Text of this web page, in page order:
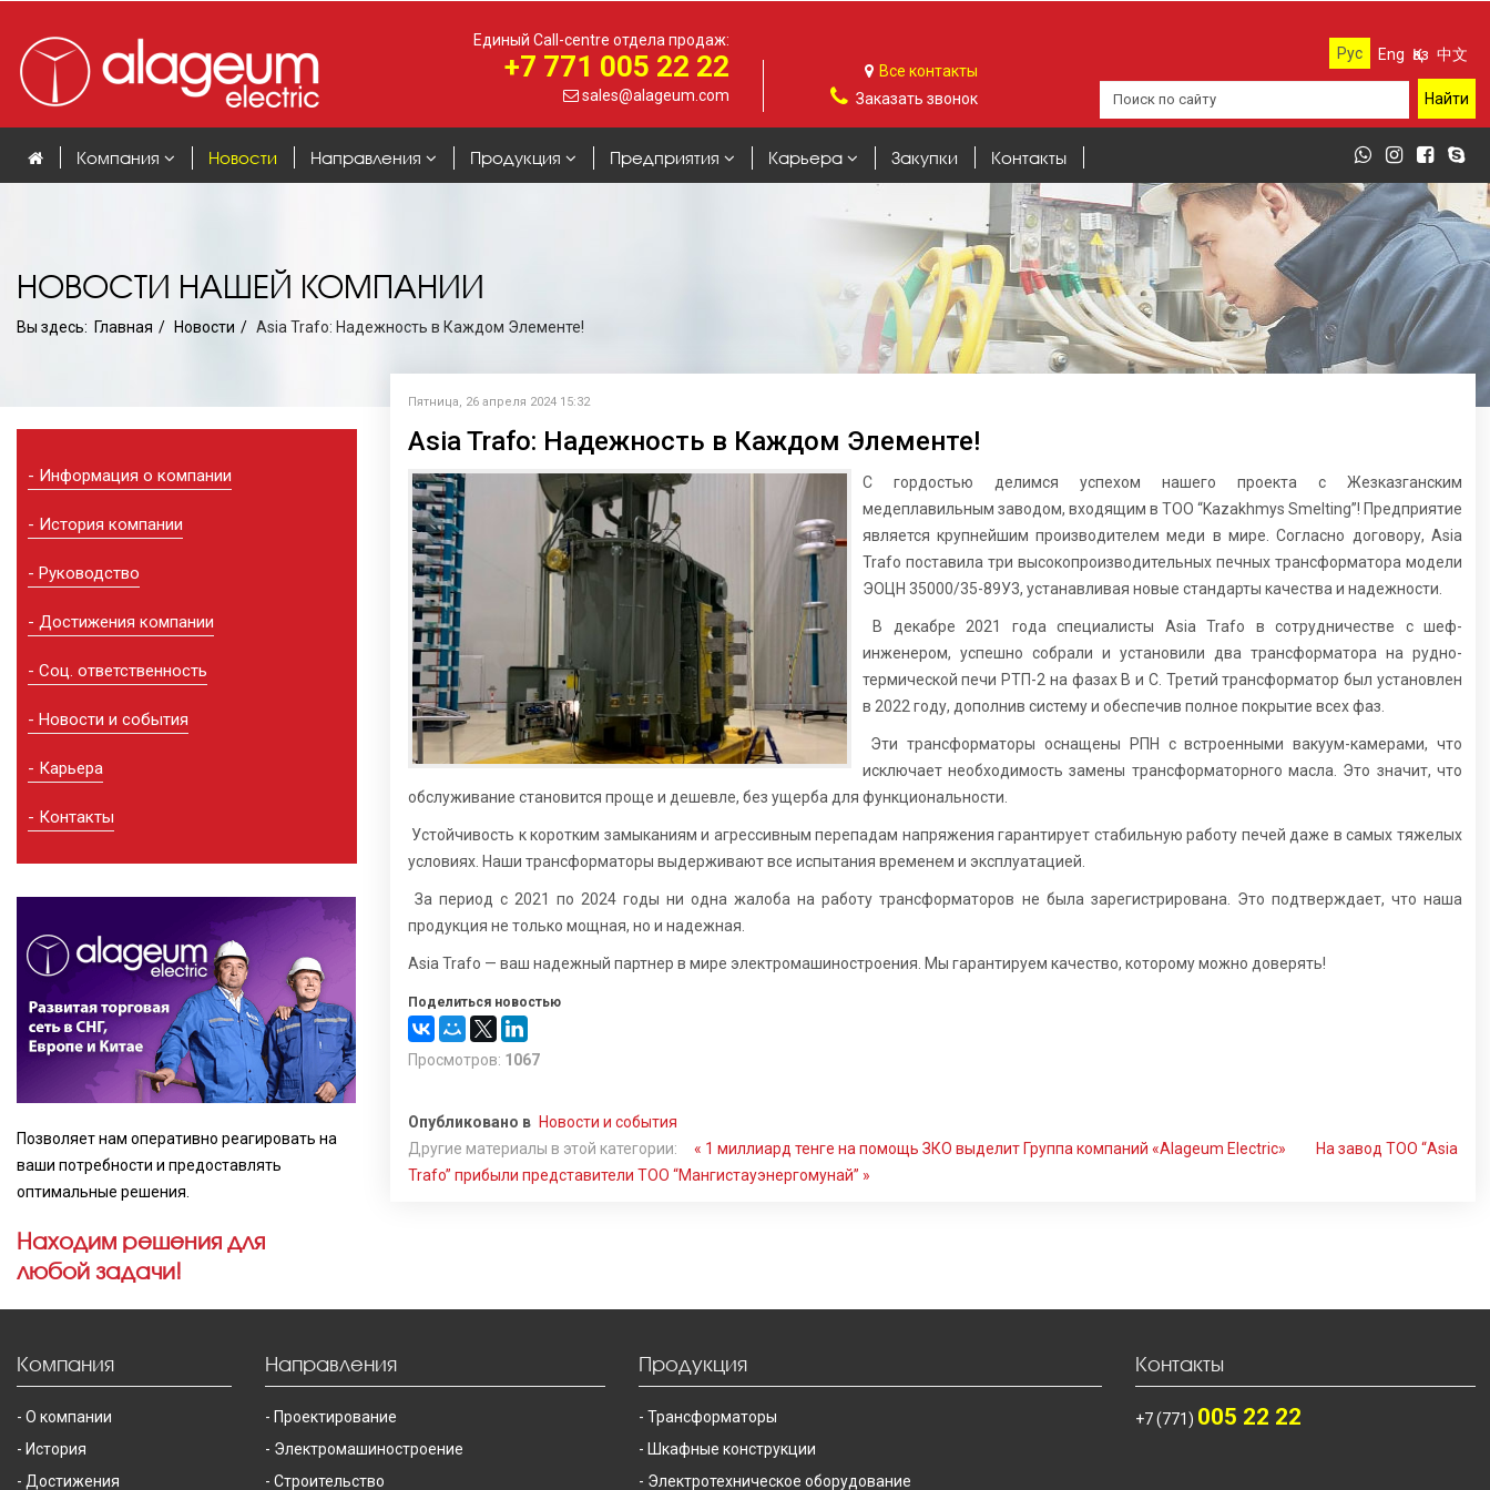
Единый Call-centre отдела продаж:
+7 771 005 22 22
sales@alageum.com
Все контакты
Заказать звонок
Рус Eng Қаз 中文
Компания Новости Направления Продукция Предприятия Карьера Закупки Контакты
НОВОСТИ НАШЕЙ КОМПАНИИ
Вы здесь: Главная Новости Asia Trafo: Надежность в Каждом Элементе!
Информация о компании
История компании
Руководство
Достижения компании
Соц. ответственность
Новости и события
Карьера
Контакты
Позволяет нам оперативно реагировать на
ваши потребности и предоставлять
оптимальные решения.
Находим решения для
любой задачи!
Пятница, 26 апреля 2024 15:32
Asia Trafo: Надежность в Каждом Элементе!
С гордостью делимся успехом нашего проекта с Жезказганским
медеплавильным заводом, входящим в ТОО “Kazakhmys Smelting”! Предприятие
является крупнейшим производителем меди в мире. Согласно договору, Asia
Trafo поставила три высокопроизводительных печных трансформатора модели
ЭОЦН 35000/35-89У3, устанавливая новые стандарты качества и надежности.
В декабре 2021 года специалисты Asia Trafo в сотрудничестве с шеф-
инженером, успешно собрали и установили два трансформатора на рудно-
термической печи РТП-2 на фазах B и С. Третий трансформатор был установлен
в 2022 году, дополнив систему и обеспечив полное покрытие всех фаз.
Эти трансформаторы оснащены РПН с встроенными вакуум-камерами, что
исключает необходимость замены трансформаторного масла. Это значит, что
обслуживание становится проще и дешевле, без ущерба для функциональности.
Устойчивость к коротким замыканиям и агрессивным перепадам напряжения гарантирует стабильную работу печей даже в самых тяжелых
условиях. Наши трансформаторы выдерживают все испытания временем и эксплуатацией.
За период с 2021 по 2024 годы ни одна жалоба на работу трансформаторов не была зарегистрирована. Это подтверждает, что наша
продукция не только мощная, но и надежная.
Asia Trafo — ваш надежный партнер в мире электромашиностроения. Мы гарантируем качество, которому можно доверять!
Поделиться новостью
Просмотров: 1067
Опубликовано в Новости и события
Другие материалы в этой категории:
« 1 миллиард тенге на помощь ЗКО выделит Группа компаний «Alageum Electric»
На завод ТОО “Asia
Trafo” прибыли представители ТОО “Мангистауэнергомунай” »
Компания
О компании
История
Достижения
Направления
Проектирование
Электромашиностроение
Строительство
Продукция
Трансформаторы
Шкафные конструкции
Электротехническое оборудование
Контакты
+7 (771) 005 22 22